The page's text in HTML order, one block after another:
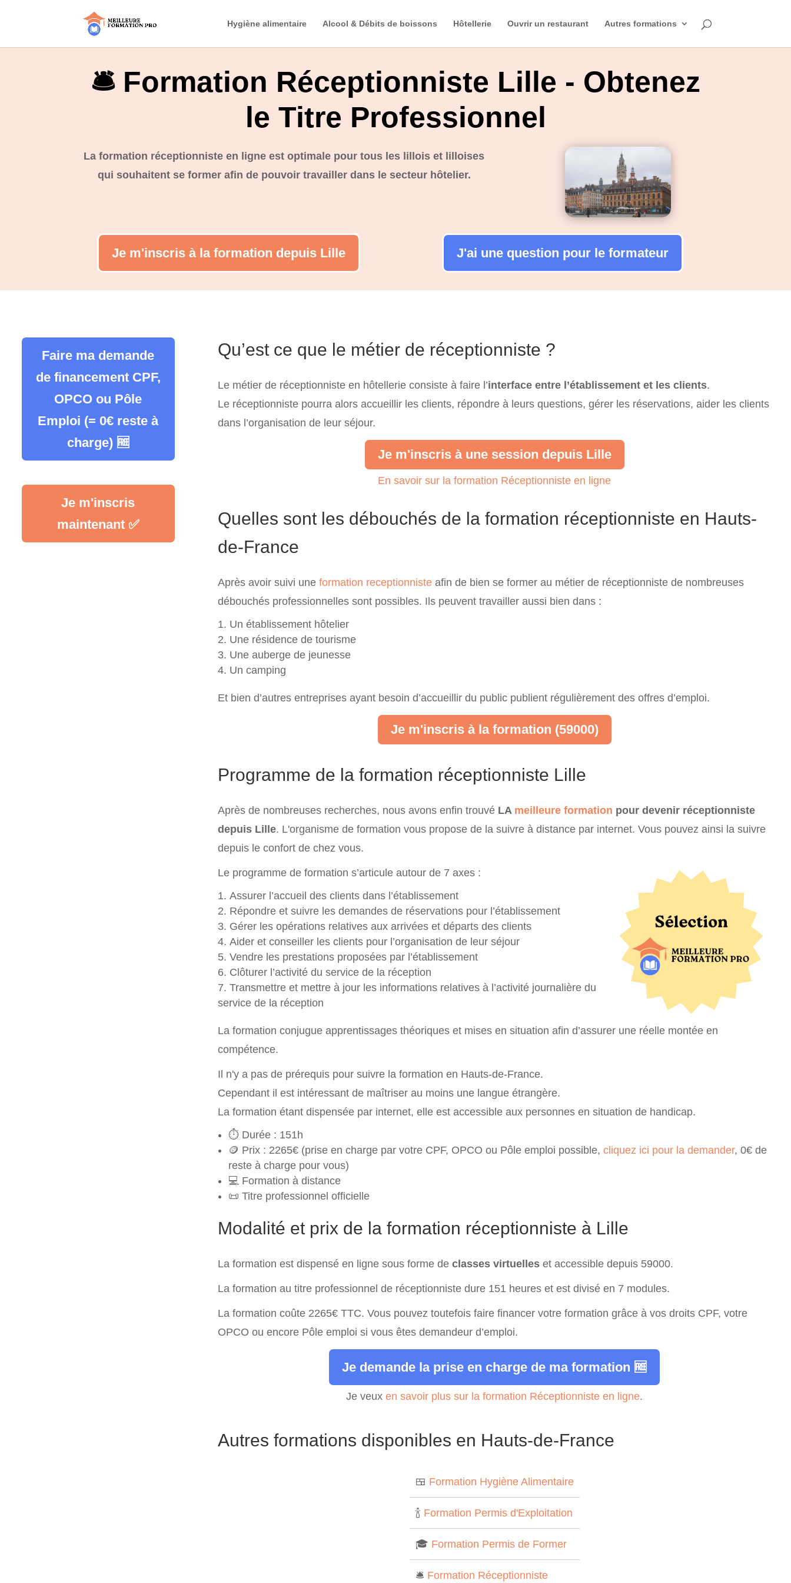
Hygiène alimentaire Alcool & Débits de boissons Hôtellerie Ouvrir un restaurant Autres formations
🛎️ Formation Réceptionniste Lille - Obtenez
le Titre Professionnel
La formation réceptionniste en ligne est optimale pour tous les lillois et lilloises
qui souhaitent se former afin de pouvoir travailler dans le secteur hôtelier.
Je m'inscris à la formation depuis Lille J'ai une question pour le formateur
Faire ma demande
de financement CPF,
OPCO ou Pôle
Emploi (= 0€ reste à
charge) 🆓
Je m'inscris
maintenant ✅
Qu’est ce que le métier de réceptionniste ?
Le métier de réceptionniste en hôtellerie consiste à faire l’interface entre l’établissement et les clients.
Le réceptionniste pourra alors accueillir les clients, répondre à leurs questions, gérer les réservations, aider les clients
dans l’organisation de leur séjour.
Je m'inscris à une session depuis Lille
En savoir sur la formation Réceptionniste en ligne
Quelles sont les débouchés de la formation réceptionniste en Hauts-
de-France
Après avoir suivi uneformation receptionniste afin de bien se former au métier de réceptionniste de nombreuses
débouchés professionnelles sont possibles. Ils peuvent travailler aussi bien dans :
Un établissement hôtelier
Une résidence de tourisme
Une auberge de jeunesse
Un camping
Et bien d’autres entreprises ayant besoin d’accueillir du public publient régulièrement des offres d’emploi.
Je m'inscris à la formation (59000)
Programme de la formation réceptionniste Lille
Après de nombreuses recherches, nous avons enfin trouvé LA meilleure formation pour devenir réceptionniste
depuis Lille. L'organisme de formation vous propose de la suivre à distance par internet. Vous pouvez ainsi la suivre
depuis le confort de chez vous.
Le programme de formation s’articule autour de 7 axes :
Assurer l’accueil des clients dans l’établissement
Répondre et suivre les demandes de réservations pour l’établissement
Gérer les opérations relatives aux arrivées et départs des clients
Aider et conseiller les clients pour l’organisation de leur séjour
Vendre les prestations proposées par l’établissement
Clôturer l’activité du service de la réception
Transmettre et mettre à jour les informations relatives à l’activité journalière du
service de la réception
La formation conjugue apprentissages théoriques et mises en situation afin d’assurer une réelle montée en
compétence.
Il n'y a pas de prérequis pour suivre la formation en Hauts-de-France.
Cependant il est intéressant de maîtriser au moins une langue étrangère.
La formation étant dispensée par internet, elle est accessible aux personnes en situation de handicap.
⏱️ Durée : 151h
🪙 Prix : 2265€ (prise en charge par votre CPF, OPCO ou Pôle emploi possible,cliquez ici pour la demander, 0€ de
reste à charge pour vous)
💻 Formation à distance
📜 Titre professionnel officielle
Modalité et prix de la formation réceptionniste à Lille
La formation est dispensé en ligne sous forme declasses virtuelles et accessible depuis 59000.
La formation au titre professionnel de réceptionniste dure 151 heures et est divisé en 7 modules.
La formation coûte 2265€ TTC. Vous pouvez toutefois faire financer votre formation grâce à vos droits CPF, votre
OPCO ou encore Pôle emploi si vous êtes demandeur d’emploi.
Je demande la prise en charge de ma formation 🆓
Je veuxen savoir plus sur la formation Réceptionniste en ligne.
Autres formations disponibles en Hauts-de-France
🍱 Formation Hygiène Alimentaire
🍾 Formation Permis d'Exploitation
🎓 Formation Permis de Former
🛎️ Formation Réceptionniste